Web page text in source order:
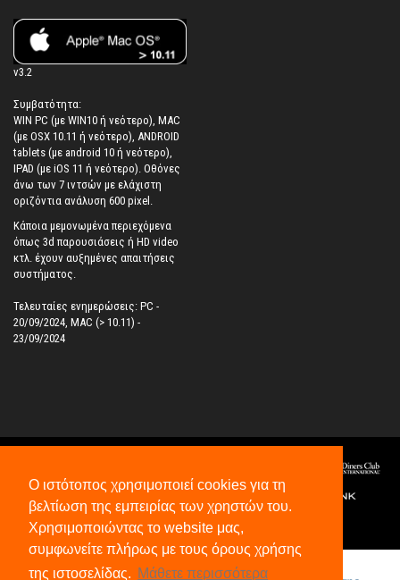
Ο ιστότοπος χρησιμοποιεί cookies για τη
βελτίωση της εμπειρίας των χρηστών του.
Χρησιμοποιώντας το website μας,
συμφωνείτε πλήρως με τους όρους χρήσης
της ιστοσελίδας. Μάθετε περισσότερα
v3.2
Συμβατότητα:
WIN PC (με WIN10 ή νεότερο), MAC
(με OSX 10.11 ή νεότερο), ANDROID
tablets (με android 10 ή νεότερο),
IPAD (με iOS 11 ή νεότερο). Oθόνες
άνω των 7 ιντσών με ελάχιστη
οριζόντια ανάλυση 600 pixel.
Κάποια μεμονωμένα περιεχόμενα
όπως 3d παρουσιάσεις ή HD video
κτλ. έχουν αυξημένες απαιτήσεις
συστήματος.
Τελευταίες ενημερώσεις: PC -
20/09/2024, MAC (> 10.11) -
23/09/2024
© 2026All Rights Reserved.